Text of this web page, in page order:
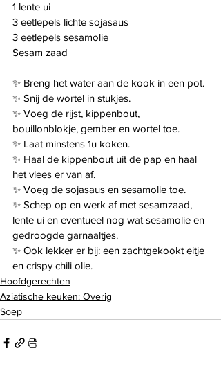
1 lente ui
3 eetlepels lichte sojasaus
3 eetlepels sesamolie
Sesam zaad
✨️ Breng het water aan de kook in een pot.
✨️ Snij de wortel in stukjes.
✨️ Voeg de rijst, kippenbout,
bouillonblokje, gember en wortel toe.
✨️ Laat minstens 1u koken.
✨️ Haal de kippenbout uit de pap en haal
het vlees er van af.
✨️ Voeg de sojasaus en sesamolie toe.
✨️ Schep op en werk af met sesamzaad,
lente ui en eventueel nog wat sesamolie en
gedroogde garnaaltjes.
✨️ Ook lekker er bij: een zachtgekookt eitje
en crispy chili olie.
Hoofdgerechten
Aziatische keuken: Overig
Soep